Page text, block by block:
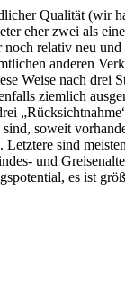
Qualität
eher zwei als
relativ neu
anderen
Weise nach drei
ziemlich
soweit
sind
und
es ist